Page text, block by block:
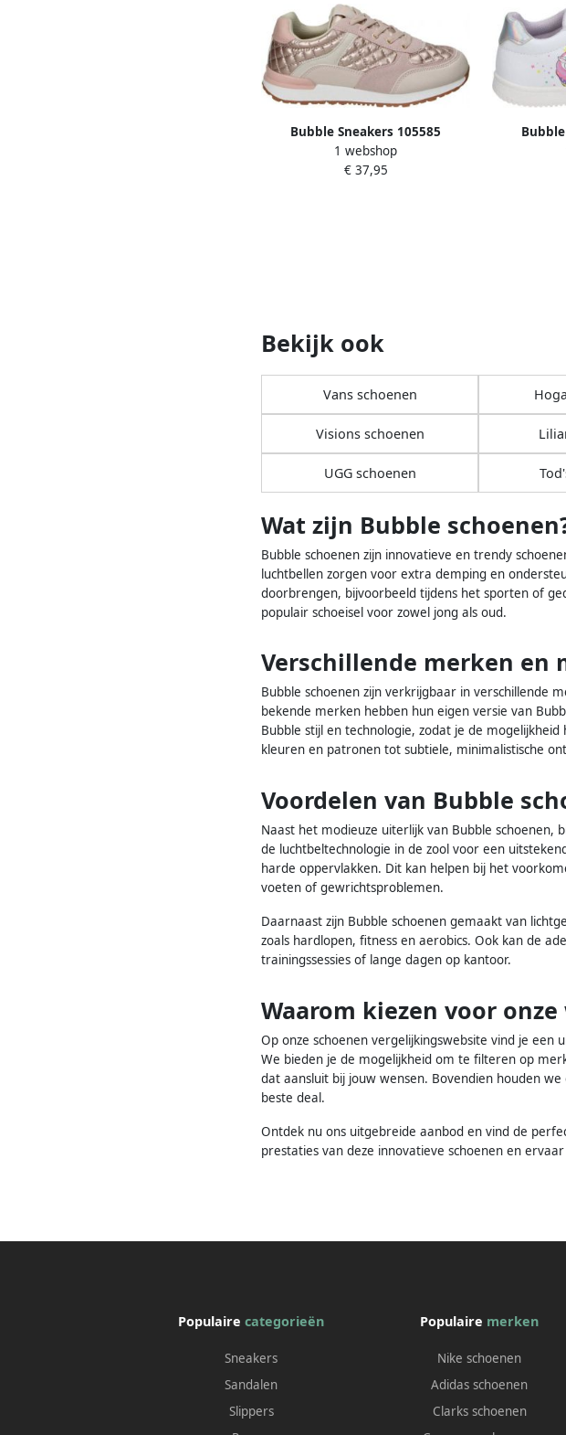
Bubble Sneakers 105585
1 webshop
€ 37,95
Bekijk ook
Vans schoenen
Visions schoenen
UGG schoenen
Wat zijn Bubble
Bubble schoenen zijn innovatieve en trendy
luchtbellen zorgen voor extra demping en
doorbrengen, bijvoorbeeld tijdens het sporten of
populair schoeisel voor zowel jong als oud.
Verschillende merken en
Bubble schoenen zijn verkrijgbaar in verschillende
bekende merken hebben hun eigen versie van
Bubble stijl en technologie, zodat je de
kleuren en patronen tot subtiele, minimalistische
Voordelen van Bubble
Naast het modieuze uiterlijk van Bubble
de luchtbeltechnologie in de zool voor een
harde oppervlakken. Dit kan helpen bij het
voeten of gewrichtsproblemen.
Daarnaast zijn Bubble schoenen gemaakt van
zoals hardlopen, fitness en aerobics. Ook kan de
trainingssessies of lange dagen op kantoor.
Waarom kiezen voor
Op onze schoenen vergelijkingswebsite vind je
We bieden je de mogelijkheid om te filteren op
dat aansluit bij jouw wensen. Bovendien houden
beste deal.
Ontdek nu ons uitgebreide aanbod en vind de
prestaties van deze innovatieve schoenen en
Populairecategorieën
Sneakers
Sandalen
Slippers
Populaire merken
Nike schoenen
Adidas schoenen
Clarks schoenen